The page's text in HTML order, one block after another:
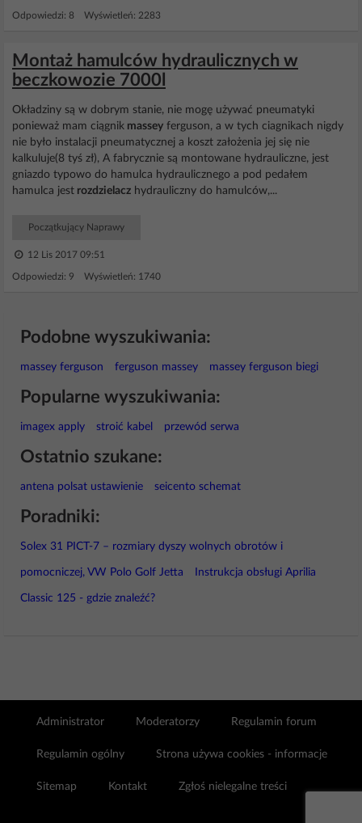
Odpowiedzi: 8 Wyświetleń: 2283
Montaż hamulców hydraulicznych w
beczkowozie 7000l
Okładziny są w dobrym stanie, nie mogę używać pneumatyki
ponieważ mam ciągnik massey ferguson, a w tych ciagnikach nigdy
nie było instalacji pneumatycznej a koszt założenia jej się nie
kalkuluje(8 tyś zł), A fabrycznie są montowane hydrauliczne, jest
gniazdo typowo do hamulca hydraulicznego a pod pedałem
hamulca jest rozdzielacz hydrauliczny do hamulców,...
Początkujący Naprawy
12 Lis 2017 09:51
Odpowiedzi: 9 Wyświetleń: 1740
Podobne wyszukiwania:
massey ferguson ferguson massey massey ferguson biegi
Popularne wyszukiwania:
imagex apply stroić kabel przewód serwa
Ostatnio szukane:
antena polsat ustawienie seicento schemat
Poradniki:
Solex 31 PICT-7 – rozmiary dyszy wolnych obrotów i
pomocniczej, VW Polo Golf Jetta Instrukcja obsługi Aprilia
Classic 125 - gdzie znaleźć?
Administrator Moderatorzy Regulamin forum
Regulamin ogólny Strona używa cookies - informacje
Sitemap Kontakt Zgłoś nielegalne treści